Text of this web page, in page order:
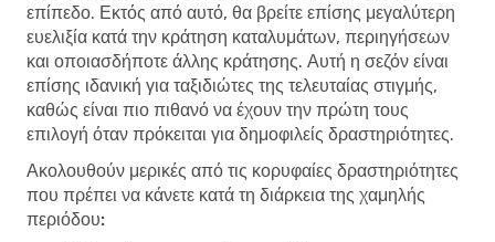
επίπεδο. Εκτός από αυτό, θα βρείτε επίσης μεγαλύτερη
ευελιξία κατά την κράτηση καταλυμάτων, περιηγήσεων
και οποιασδήποτε άλλης κράτησης. Αυτή η σεζόν είναι
επίσης ιδανική για ταξιδιώτες της τελευταίας στιγμής,
καθώς είναι πιο πιθανό να έχουν την πρώτη τους
επιλογή όταν πρόκειται για δημοφιλείς δραστηριότητες.
Ακολουθούν μερικές από τις κορυφαίες δραστηριότητες
που πρέπει να κάνετε κατά τη διάρκεια της χαμηλής
περιόδου: